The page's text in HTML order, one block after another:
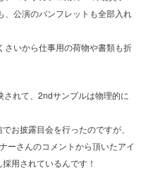
、公演のパンフレットも全部入れ
さいから仕事用の荷物や書類も折
されて、2ndサンプルは物理的に
お披露目会を行ったのですが、
ーさんのコメントから頂いたアイ
用されているんです！